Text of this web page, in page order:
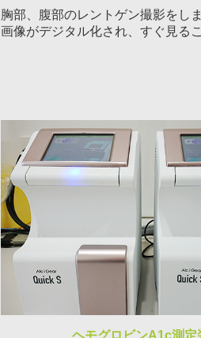
胸部、腹部のレントゲン撮影をしま
画像がデジタル化され、すぐ見る